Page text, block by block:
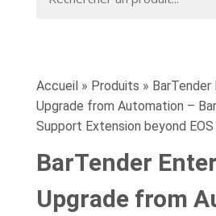
Accueil » Produits »
Upgrade from Automation –
Support Extension beyond EOS
BarTender
Upgrade from